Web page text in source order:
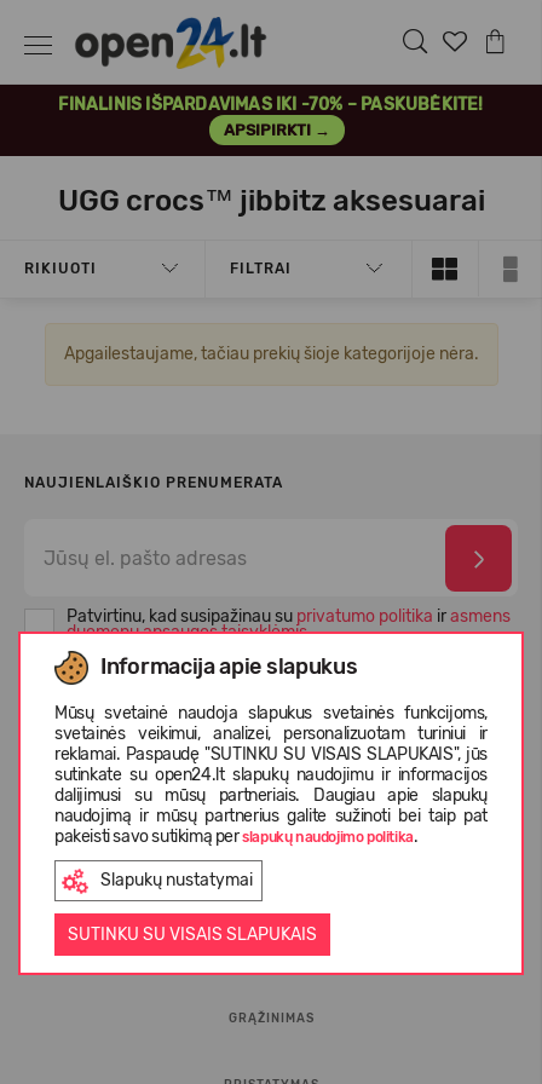
FINALINIS IŠPARDAVIMAS IKI -70% – PASKUBĖKITE!
APSIPIRKTI →
Informacija apie slapukus
Mūsų svetainė naudoja slapukus svetainės funkcijoms,
svetainės veikimui, analizei, personalizuotam turiniui ir
reklamai. Paspaudę "SUTINKU SU VISAIS SLAPUKAIS", jūs
sutinkate su open24.lt slapukų naudojimu ir informacijos
dalijimusi su mūsų partneriais. Daugiau apie slapukų
naudojimą ir mūsų partnerius galite sužinoti bei taip pat
pakeisti savo sutikimą perslapukų naudojimo politika.
Slapukų nustatymai
SUTINKU SU VISAIS SLAPUKAIS
UGG crocs™ jibbitz aksesuarai
RIKIUOTI FILTRAI
Apgailestaujame, tačiau prekių šioje kategorijoje nėra.
NAUJIENLAIŠKIO PRENUMERATA
Patvirtinu, kad susipažinau su privatumo politika irasmens
duomenų apsaugos taisyklėmis
INFORMACIJA PIRKĖJUI
GRĄŽINIMAS